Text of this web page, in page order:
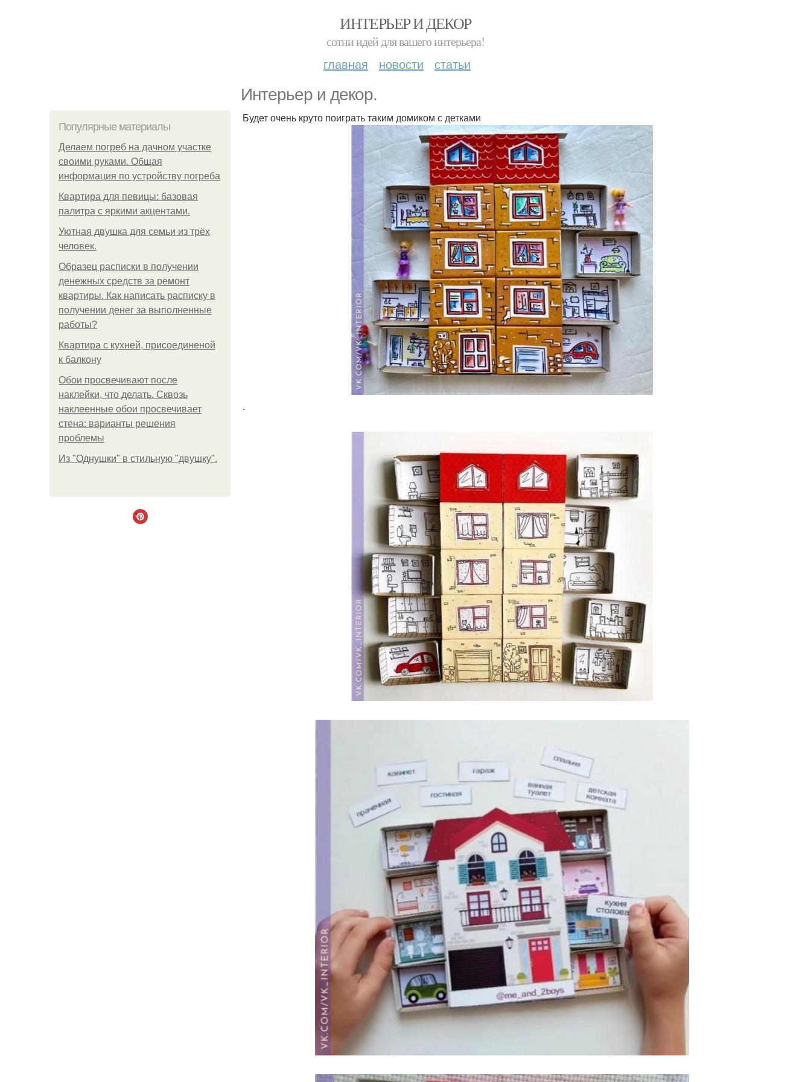
ИНТЕРЬЕР И ДЕКОР
сотни идей для вашего интерьера!
главная новости статьи
Интерьер и декор.
Популярные материалы
Делаем погреб на дачном участке
своими руками. Общая
информация по устройству погреба
Квартира для певицы: базовая
палитра с яркими акцентами.
Уютная двушка для семьи из трёх
человек.
Образец расписки в получении
денежных средств за ремонт
квартиры. Как написать расписку в
получении денег за выполненные
работы?
Квартира с кухней, присоединеной
к балкону
Обои просвечивают после
наклейки, что делать. Сквозь
наклеенные обои просвечивает
стена: варианты решения
проблемы
Из "Однушки" в стильную "двушку".
Будет очень круто поиграть таким домиком с детками
.